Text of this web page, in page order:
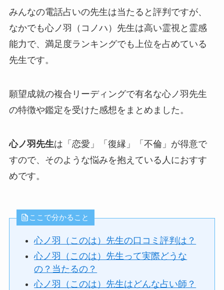
みんなの電話占いの先生は当たると評判ですが、
なかでも心ノ羽（コノハ）先生は高い霊視と霊感
能力で、満足度ランキングでも上位を占めている
先生です。
願望成就の複合リーディングで有名な心ノ羽先生
の特徴や鑑定を受けた感想をまとめました。
心ノ羽先生は「恋愛」「復縁」「不倫」が得意で
すので、そのような悩みを抱えている人におすす
めです。
ここで分かること
心ノ羽（このは）先生の口コミ評判は？
心ノ羽（このは）先生って実際どうな
の？当たるの？
心ノ羽（このは）先生はどんな占い師？